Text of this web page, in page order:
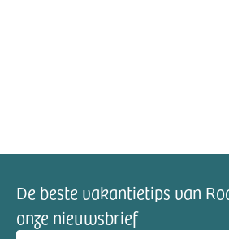
De beste vakantietips van
onze nieuwsbrief